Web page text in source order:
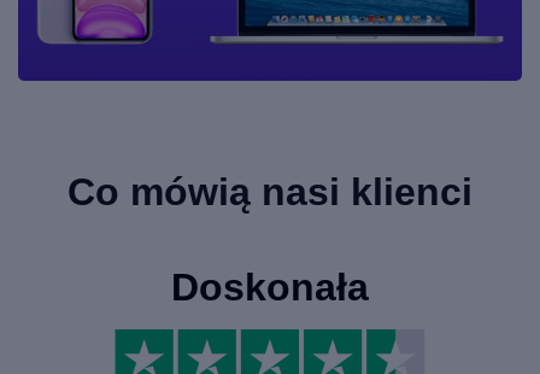
Co mówią nasi klienci
Doskonała